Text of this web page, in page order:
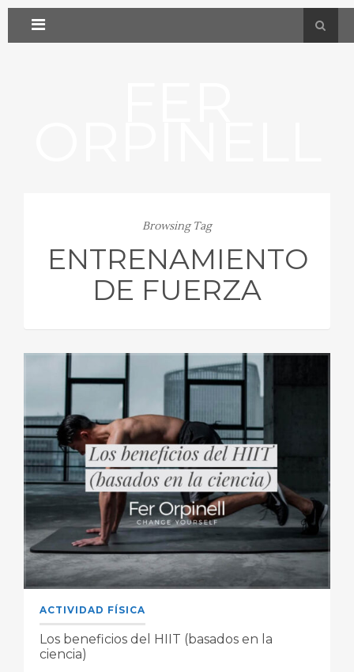
Browsing Tag
ENTRENAMIENTO
DE FUERZA
ACTIVIDAD FÍSICA
Los beneficios del HIIT (basados en la
ciencia)